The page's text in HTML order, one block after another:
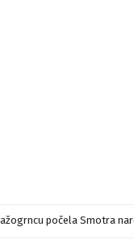
počela Smotra